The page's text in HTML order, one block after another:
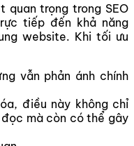
trọng trong SEO
tiếp đến khả năng
website. Khi tối ưu
vẫn phản ánh chính
điều này không chỉ
mà còn có thể gây